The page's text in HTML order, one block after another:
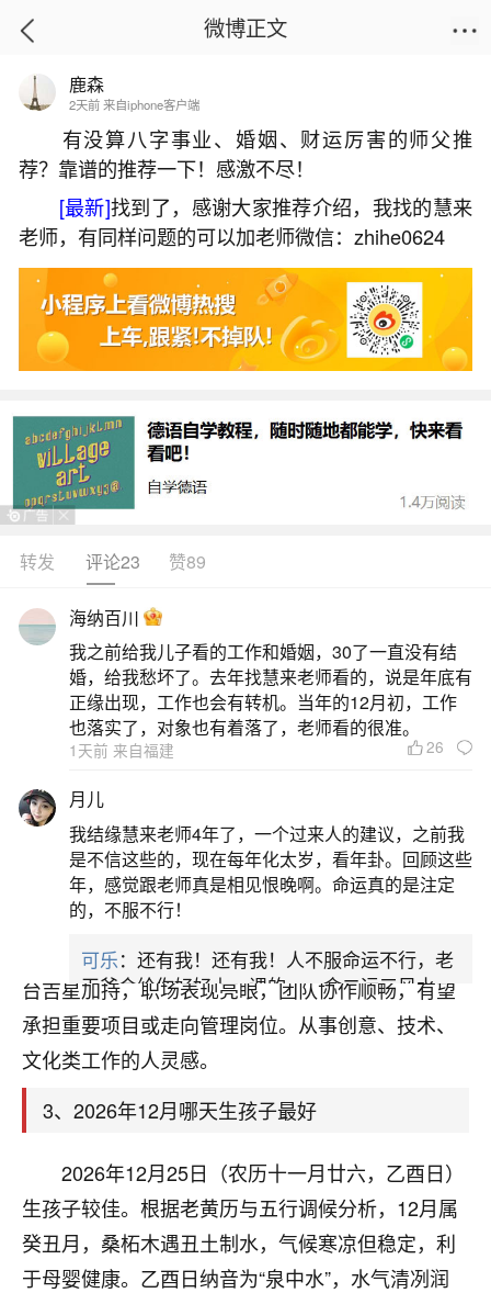
首页
2026年12月12日生的运程如何？
2026-07-04 12:38:22 26 7 赞
生活中像2026年12月12日生的运程如何？都是
很常见的问题，但是小问题不注意可能会引起大麻
烦，下面就这个问题给大家做一些解读：
1、1990年12月12日未时生的马在2026年运程
如何
1990年12月12日未时（13:00–15:00）出生的
属马人，2026年流年整体平稳中见小吉，事业有贵
人暗助但需主动把握，财运尚可但不宜投机，感情
趋于稳定，健康需注意脾胃与作息规律。1990年为
庚午年，午火当令，未时生人地支带未土，火土相
生，性格热情务实。2026丙午年，天干丙火透出，
与命主年干庚金形成“火炼真金”之象，利专业技
2、82年12月12日生女狗2026年运势如何
82年12月12日出生的属狗女性在2026年整体运
势呈波浪式上升趋势，机遇与挑战并存，宜稳中求
进。这一年你迎来“岁合”之象，人际关系融洽，易得
贵人扶持，尤其在事业方面有晋升契机。将星和三
台吉星加持，职场表现亮眼，团队协作顺畅，有望
承担重要项目或走向管理岗位。从事创意、技术、
文化类工作的人灵感。
3、2026年12月哪天生孩子最好
2026年12月25日（农历十一月廿六，乙酉日）
生孩子较佳。根据老黄历与五行调候分析，12月属
癸丑月，桑柘木遇丑土制水，气候寒凉但稳定，利
于母婴健康。乙酉日纳音为“泉中水”，水气清冽润
微博正文
鹿森
2天前 来自iphone客户端
有没算八字事业、婚姻、财运厉害的师父推
荐？靠谱的推荐一下！感激不尽！
[最新]找到了，感谢大家推荐介绍，我找的慧来
老师，有同样问题的可以加老师微信：zhihe0624
转发 评论23 赞89
海纳百川
我之前给我儿子看的工作和婚姻，30了一直没有结
婚，给我愁坏了。去年找慧来老师看的，说是年底有
正缘出现，工作也会有转机。当年的12月初，工作
也落实了，对象也有着落了，老师看的很准。
1天前 来自福建 26
月儿
我结缘慧来老师4年了，一个过来人的建议，之前我
是不信这些的，现在每年化太岁，看年卦。回顾这些
年，感觉跟老师真是相见恨晚啊。命运真的是注定
的，不服不行！
可乐：还有我！还有我！人不服命运不行，老
天爷会给你好好上一课的。一命二运三风水，
哪样不服都不行！
平安是福：我也是每年找老师化太岁，看年
卦，认识老师3年了，都是缘分啊！
17分钟前 来自湖北
心若莲花
我是做餐饮的，这两年，生意屡屡受挫，店开一家关
一家，要么生意不好，生意好的就出事。前些年攒的
家底快败光了，真是倒霉！我也想找人看看到底怎么
回事？